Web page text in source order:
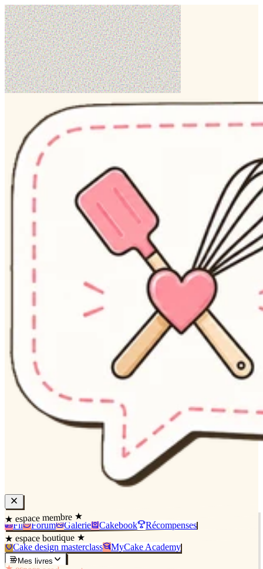
★ espace membre ★
Fil Forum Galerie Cakebook Récompenses
★ espace boutique ★
Cake design masterclass MyCake Academy
Mes livres